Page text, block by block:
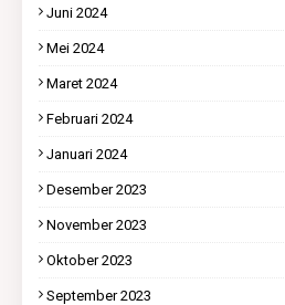
Juni 2024
Mei 2024
Maret 2024
Februari 2024
Januari 2024
Desember 2023
November 2023
Oktober 2023
September 2023